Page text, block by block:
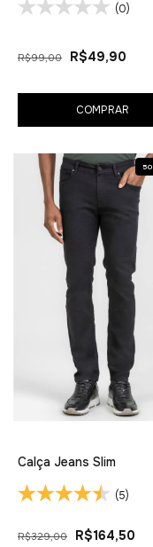
(0)
R$99,00 R$49,90
COMPRAR
50
Calça Jeans Slim
(5)
R$329,00 R$164,50